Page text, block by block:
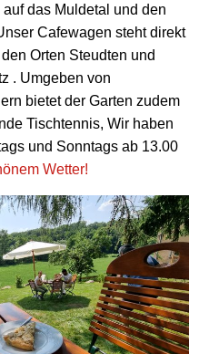
das Muldetal und den
Cafewagen steht direkt
Orten Steudten und
. Umgeben von
bietet der Garten zudem
Tischtennis, Wir haben
und Sonntags ab 13.00
Wetter!